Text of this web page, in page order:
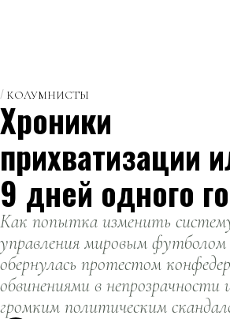
КОЛУМНИСТЫ
Хроники
прихватизации
9 дней одного
Как попытка изменить
управления мировым футболом
обернулась протестом
обвинениями в непрозрачности
громким политическим